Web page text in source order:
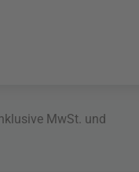
MwSt. und